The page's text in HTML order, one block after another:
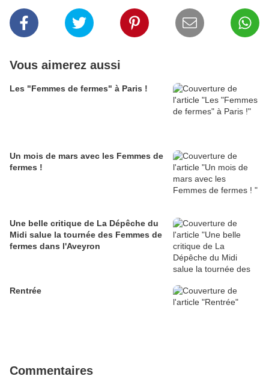
Vous aimerez aussi
Les "Femmes de fermes" à Paris !
Un mois de mars avec les Femmes de
fermes !
Une belle critique de La Dépêche du
Midi salue la tournée des Femmes de
fermes dans l'Aveyron
Rentrée
Commentaires